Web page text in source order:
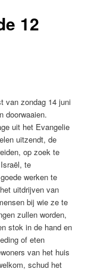
12
van zondag 14 juni
doorwaaien.
uit het Evangelie
uitzendt, de
op zoek te
te
werken te
uitdrijven van
bij wie ze te
zullen worden,
stok in de hand en
of eten
van het huis
schud het